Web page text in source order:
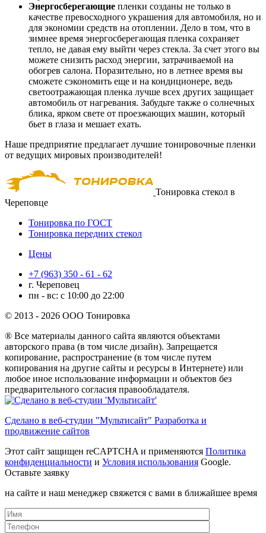
Энергосберегающие пленки созданы не только в
качестве превосходного украшения для автомобиля, но и
для экономии средств на отоплении. Дело в том, что в
зимнее время энергосберегающая пленка сохраняет
тепло, не давая ему выйти через стекла. За счет этого вы
можете снизить расход энергии, затрачиваемой на
обогрев салона. Поразительно, но в летнее время вы
сможете сэкономить еще и на кондиционере, ведь
светоотражающая пленка лучше всех других защищает
автомобиль от нагревания. Забудьте также о солнечных
блика, ярком свете от проезжающих машин, который
бьет в глаза и мешает ехать.
Наше предприятие предлагает лучшие тонировочные пленки
от ведущих мировых производителей!
Тонировка стекол в
Череповце
Тонировка по ГОСТ
Тонировка передних стекол
Цены
+7 (963) 350 - 61 - 62
г. Череповец
пн - вс: с 10:00 до 22:00
© 2013 - 2026 ООО Тонировка
® Все материалы данного сайта являются объектами
авторского права (в том числе дизайн). Запрещается
копирование, распространение (в том числе путем
копирования на другие сайты и ресурсы в Интернете) или
любое иное использование информации и объектов без
предварительного согласия правообладателя.
Сделано в веб-студии "Мультисайт" Разработка и
продвижение сайтов
Этот сайт защищен reCAPTCHA и применяются Политика
конфиденциальности и Условия использования Google.
Оставьте заявку
на сайте и наш менеджер свяжется с вами в ближайшее время